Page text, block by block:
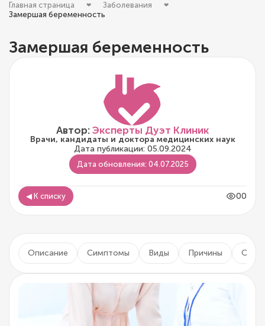
Главная страница
Заболевания
Замершая беременность
Замершая беременность
Автор:Эксперты Дуэт Клиник
Врачи, кандидаты и доктора медицинских наук
Дата публикации: 05.09.2024
Дата обновления: 04.07.2025
◀ К списку 00
Описание Симптомы Виды Причины